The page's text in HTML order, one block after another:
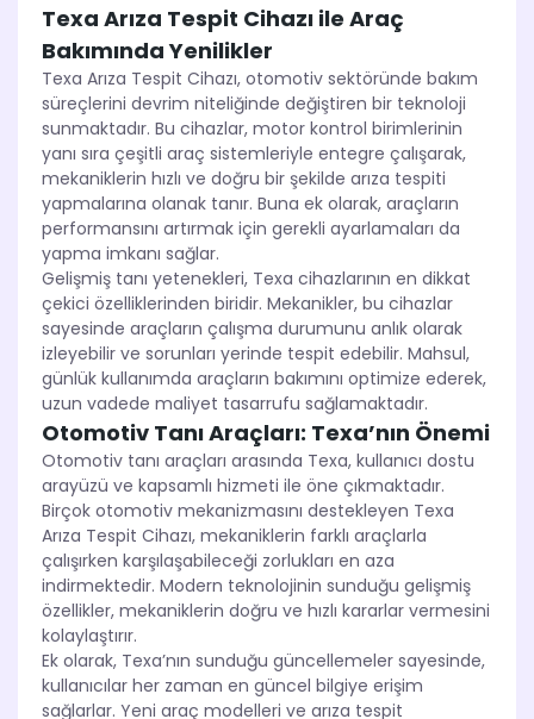
Texa Arıza Tespit Cihazı ile Araç
Bakımında Yenilikler
Texa Arıza Tespit Cihazı, otomotiv sektöründe bakım
süreçlerini devrim niteliğinde değiştiren bir teknoloji
sunmaktadır. Bu cihazlar, motor kontrol birimlerinin
yanı sıra çeşitli araç sistemleriyle entegre çalışarak,
mekaniklerin hızlı ve doğru bir şekilde arıza tespiti
yapmalarına olanak tanır. Buna ek olarak, araçların
performansını artırmak için gerekli ayarlamaları da
yapma imkanı sağlar.
Gelişmiş tanı yetenekleri, Texa cihazlarının en dikkat
çekici özelliklerinden biridir. Mekanikler, bu cihazlar
sayesinde araçların çalışma durumunu anlık olarak
izleyebilir ve sorunları yerinde tespit edebilir. Mahsul,
günlük kullanımda araçların bakımını optimize ederek,
uzun vadede maliyet tasarrufu sağlamaktadır.
Otomotiv Tanı Araçları: Texa’nın Önemi
Otomotiv tanı araçları arasında Texa, kullanıcı dostu
arayüzü ve kapsamlı hizmeti ile öne çıkmaktadır.
Birçok otomotiv mekanizmasını destekleyen Texa
Arıza Tespit Cihazı, mekaniklerin farklı araçlarla
çalışırken karşılaşabileceği zorlukları en aza
indirmektedir. Modern teknolojinin sunduğu gelişmiş
özellikler, mekaniklerin doğru ve hızlı kararlar vermesini
kolaylaştırır.
Ek olarak, Texa’nın sunduğu güncellemeler sayesinde,
kullanıcılar her zaman en güncel bilgiye erişim
sağlarlar. Yeni araç modelleri ve arıza tespit